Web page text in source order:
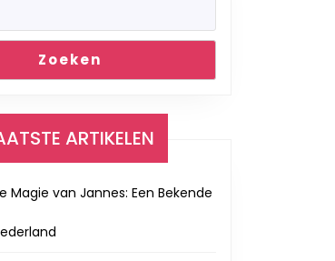
Zoeken
ARTIKELEN
Magie van Jannes: Een Bekende